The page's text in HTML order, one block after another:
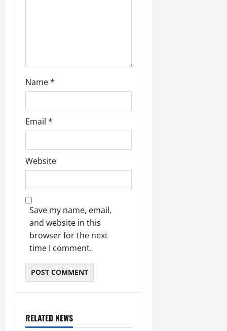
Name*
Email *
Website
Save my name, email,
and website in this
browser for the next
time I comment.
RELATED NEWS